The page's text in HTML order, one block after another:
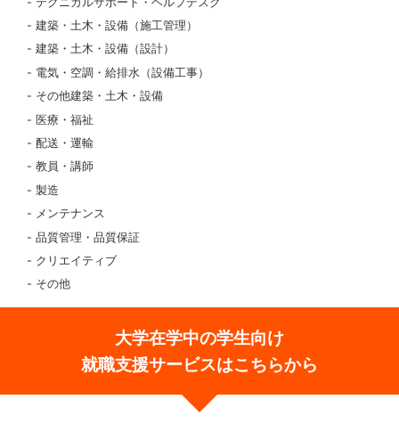
建築・土木・設備（施工管理）
建築・土木・設備（設計）
電気・空調・給排水（設備工事）
その他建築・土木・設備
医療・福祉
配送・運輸
教員・講師
製造
メンテナンス
品質管理・品質保証
クリエイティブ
その他
大学在学中の学生向け
就職支援サービスはこちらから